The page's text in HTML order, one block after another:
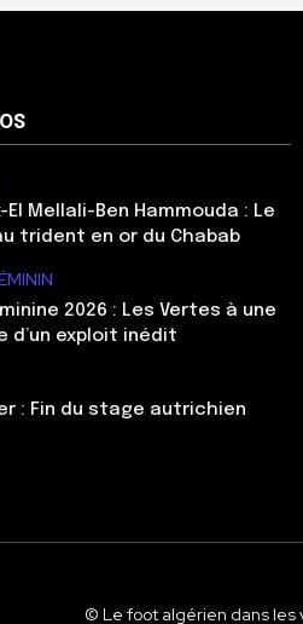
El Mellali-Ben Hammouda : Le
trident en or du Chabab
2026 : Les Vertes à une
d’un exploit inédit
: Fin du stage autrichien
© Le foot algérien dans les